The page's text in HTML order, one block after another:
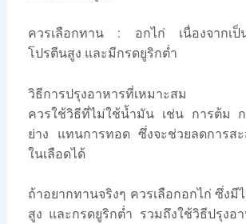
ควรเลือกทาน : อกไก่ เนื่องจากเป็
โปรตีนสูง และมีกรดยูริกต่ำ
วิธีการปรุงอาหารที่เหมาะสม
ควรใช้วิธีที่ไม่ใช้น้ำมัน เช่น การต้ม
ย่าง แทนการทอด ซึ่งจะช่วยลดการส
ในเลือดได้
ถ้าอยากทานจริงๆ ควรเลือกอกไก่ ซึ่ง
สูง และกรดยูริกต่ำ รวมถึงใช้วิธีปรุงอ